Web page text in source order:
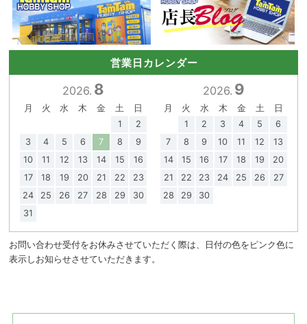
営業日カレンダー
2026. 8
月 火 水 木 金 土
日
1
2
3
4 5 6 7 8
9
10
11 12 13 14 15
16
17
18 19 20 21 22
23
24
25 26 27 28 29
30
31
2026. 9
月 火 水 木 金 土
日
1
2 3 4 5
6
7
8 9 10 11 12
13
14
15 16 17 18 19
20
21
22 23 24 25 26
27
28
29 30
お問い合わせ受付をお休みさせていただく際は、日付の色をピンク色に
表示しお知らせさせていただきます。